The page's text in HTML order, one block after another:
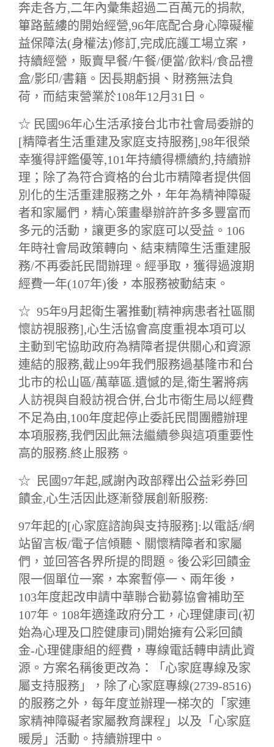
奔走各方,二年內彙集超過二百萬元的捐款,
篳路藍縷的開始經營,96年底配合身心障礙權
益保障法(身權法)修訂,完成庇護工場立案，
持續經營，販賣早餐/午餐/便當/飲料/食品禮
盒/影印/書籍。因長期虧損、財務無法負
荷，而結束營業於108年12月31日。
☆ 民國96年心生活承接台北市社會局委辦的
[精障者生活重建及家庭支持服務],98年很榮
幸獲得評鑑優等,101年持續得標續約,持續辦
理；除了為符合資格的台北市精障者提供個
別化的生活重建服務之外，年年為精神障礙
者和家屬們，精心策畫舉辦許許多多豐富而
多元的活動，讓更多的家庭可以受益。106
年時社會局政策轉向、結束精障生活重建服
務/不再委託民間辦理。經爭取，獲得過渡期
經費一年(107年)後，本服務被動結束。
☆ 95年9月起衛生署推動[精神病患者社區關
懷訪視服務],心生活協會高度重視本項可以
主動到宅協助政府為精障者提供關心和資源
連結的服務,截止99年我們服務過基隆市和台
北市的松山區/萬華區.遺憾的是,衛生署將病
人訪視與自殺訪視合併,台北市衛生局以經費
不足為由,100年度起停止委託民間團體辦理
本項服務,我們因此無法繼續參與這項重要性
高的服務.終止服務。
☆ 民國97年起,感謝內政部釋出公益彩券回
饋金,心生活因此逐漸發展創新服務:
97年起的[心家庭諮詢與支持服務]:以電話/網
站留言板/電子信傾聽、關懷精障者和家屬
們，並回答各界所提的問題。後公彩回饋金
限一個單位一案，本案暫停一、兩年後，
103年度起改申請中華聯合勸募協會補助至
107年。108年適逢政府分工，心理健康司(初
始為心理及口腔健康司)開始擁有公彩回饋
金-心理健康組的經費，專線電話轉申請此資
源。方案名稱後更改為：「心家庭專線及家
屬支持服務」，除了心家庭專線(2739-8516)
的服務之外，每年度並辦理一梯次的「家連
家精神障礙者家屬教育課程」以及「心家庭
暖房」活動。持續辦理中。